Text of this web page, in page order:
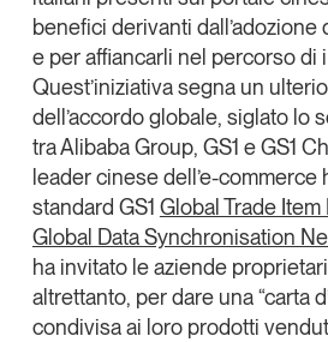
Un anno di
Tendenze 2026
benefici derivanti dall’adozione
e per affiancarli nel percorso di
Quest’iniziativa segna un
dell’accordo globale, siglato lo
traAlibaba Group, GS1 eGS1
leadercinese dell’e-commerce
standard GS1 Global Trade Item
Global Data Synchronisation
ha invitato le aziende
altrettanto, per dare una “carta
condivisa ai loro prodotti